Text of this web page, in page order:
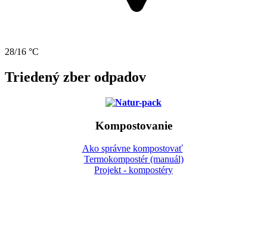
28/16 °C
Triedený zber odpadov
Kompostovanie
Ako správne kompostovať
Termokompostér (manuál)
Projekt - kompostéry